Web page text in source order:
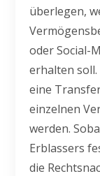
überlegen,
oder Social-
erhalten
eine
einzelnen
werden.
Erblassers
die